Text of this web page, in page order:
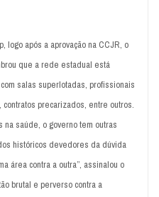
logo após a aprovação na CCJR, o
que a rede estadual está
salas superlotadas, profissionais
precarizados, entre outros.
saúde, o governo tem outras
históricos devedores da dúvida
área contra a outra”, assinalou o
brutal e perverso contra a